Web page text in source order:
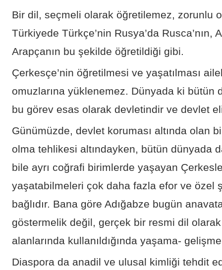
Bir dil, seçmeli olarak öğretilemez, zorunlu
Türkiyede Türkçe’nin Rusya’da Rusca’nın,
Arapçanın bu şekilde öğretildiği gibi.
Çerkesçe’nin öğretilmesi ve yaşatılması
omuzlarına yüklenemez. Dünyada ki bütün
bu görev esas olarak devletindir ve devlet
Günümüzde, devlet koruması altında olan
olma tehlikesi altındayken, bütün dünyada
bile ayrı coğrafi birimlerde yaşayan
yaşatabilmeleri çok daha fazla efor ve özel
bağlıdır. Bana göre Adığabze bugün
göstermelik değil, gerçek bir resmi dil
alanlarında kullanıldığında yaşama-
Diaspora da anadil ve ulusal kimliği tehdit